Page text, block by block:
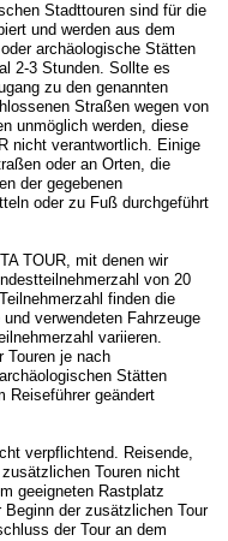
Stadttouren sind für die
und werden aus dem
archäologische Stätten
2-3 Stunden. Sollte es
zu den genannten
Straßen wegen von
unmöglich werden, diese
nicht verantwortlich. Einige
oder an Orten, die
der gegebenen
oder zu Fuß durchgeführt
TOUR, mit denen wir
von 20
finden die
verwendeten Fahrzeuge
variieren.
Touren je nach
Stätten
Reiseführer geändert
verpflichtend. Reisende,
Touren nicht
geeigneten Rastplatz
der zusätzlichen Tour
der Tour an dem